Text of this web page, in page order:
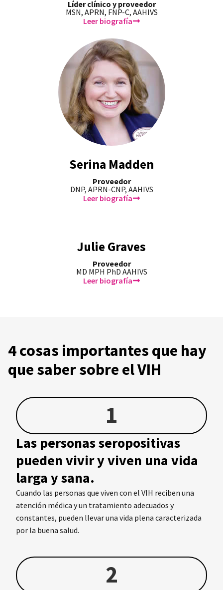
Líder clínico y proveedor
MSN, APRN, FNP-C, AAHIVS
Leer biografía
Serina Madden
Proveedor
DNP, APRN-CNP, AAHIVS
Leer biografía
Julie Graves
Proveedor
MD MPH PhD AAHIVS
Leer biografía
4 cosas importantes que hay
que saber sobre el VIH
1
Las personas seropositivas
pueden vivir y viven una vida
larga y sana.
Cuando las personas que viven con el VIH reciben una
atención médica y un tratamiento adecuados y
constantes, pueden llevar una vida plena caracterizada
por la buena salud.
2